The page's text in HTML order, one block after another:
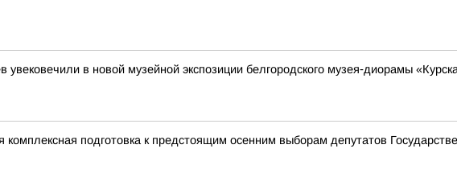
увековечили в новой музейной экспозиции белгородского музея‑диорамы
комплексная подготовка к предстоящим осенним выборам депутатов